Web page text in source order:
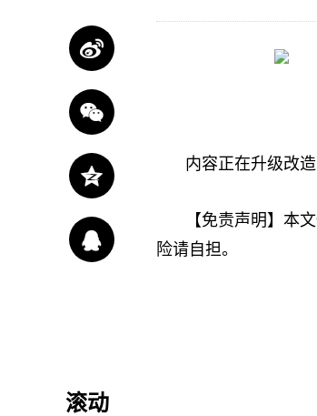
内容正在升级改
【免责声明】本
险请自担。
滚动